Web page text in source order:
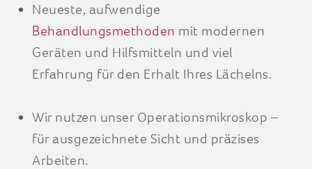
Neueste, aufwendige
Behandlungsmethoden mit modernen
Geräten und Hilfsmitteln und viel
Erfahrung für den Erhalt Ihres Lächelns.
Wir nutzen unser Operationsmikroskop –
für ausgezeichnete Sicht und präzises
Arbeiten.